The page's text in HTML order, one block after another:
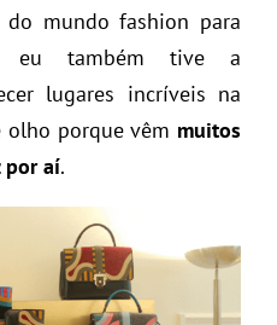
mundo fashion para
eu também tive a
lugares incríveis na
olho porque vêm muitos
por aí.